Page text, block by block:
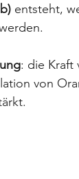
entsteht,
: die Kraft
von